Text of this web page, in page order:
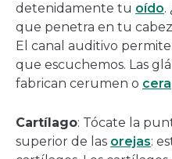
detenidamente tu oído.
que penetra en tu
El canal auditivo
que escuchemos. Las
fabrican cerumen o cera
Cartílago: Tócate la
superior de las orejas: